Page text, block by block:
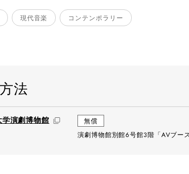
現代音楽 コンテンポラリー
法
演劇博物館
無償
演劇博物館別館6号館3階「AVブー